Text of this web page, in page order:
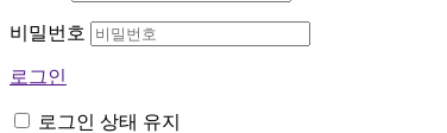
비밀번호
로그인
로그인 상태 유지